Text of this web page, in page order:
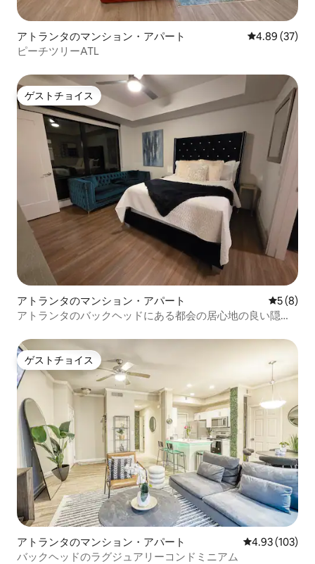
アトランタのマンション・アパート レビュー37
4.89 (37)
ピーチツリーATL
ゲストチョイス
ゲストチョイス
アトランタのマンション・アパート レビュー
5 (8)
アトランタのバックヘッドにある都会の居心地の良い隠れ
ゲストチョイス
ゲストチョイス
アトランタのマンション・アパート レビュー103
4.93 (103)
バックヘッドのラグジュアリーコンドミニアム